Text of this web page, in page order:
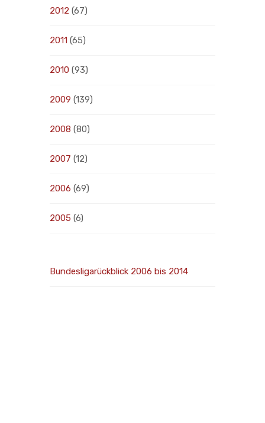
2012 (67)
2011 (65)
2010 (93)
2009 (139)
2008 (80)
2007 (12)
2006 (69)
2005 (6)
Bundesligarückblick 2006 bis 2014